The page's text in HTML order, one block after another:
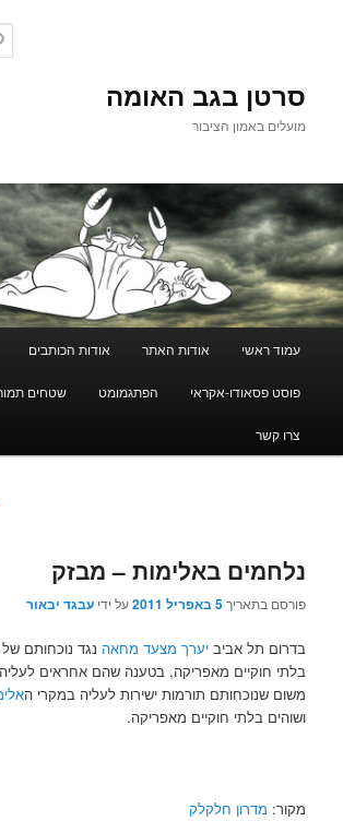
סרטן בגב האומה
מועלים באמון הציבור
עמוד ראשי אודות האתר אודות הכותבים
פוסט פסאודו-אקראי הפתגמומט שטחים
צרו קשר
נלחמים באלימות – מבזק
פורסם בתאריך5 באפריל 2011 על ידיעבגד יבאור
בדרום תל אביב יערך מצעד מחאה נגד נוכחותם
בלתי חוקיים מאפריקה, בטענה שהם אחראים
משום שנוכחותם תורמות ישירות לעליה במקרי ה
ושוהים בלתי חוקיים מאפריקה.
מקור: מדרון חלקלק